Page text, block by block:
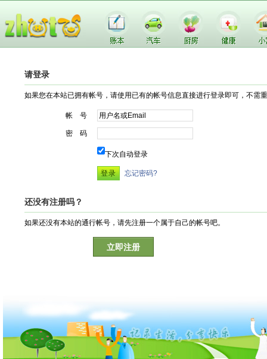
请登录
如果您在本站已拥有帐号，请使用已有的帐号信息直接进行登录即可，不需
帐 号
密 码
下次自动登录
忘记密码?
还没有注册吗？
如果还没有本站的通行帐号，请先注册一个属于自己的帐号吧。
立即注册